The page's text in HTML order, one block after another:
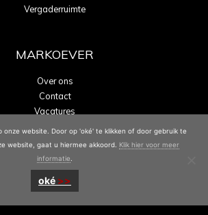
Vergaderruimte
MARKOEVER
Over ons
Contact
Vacatures
Energielabel A
onze website. Door op 'oké' te klikken of door gebruik te
website, gaat u hiermee akkoord. Klik hier voor meer
informatie
oké